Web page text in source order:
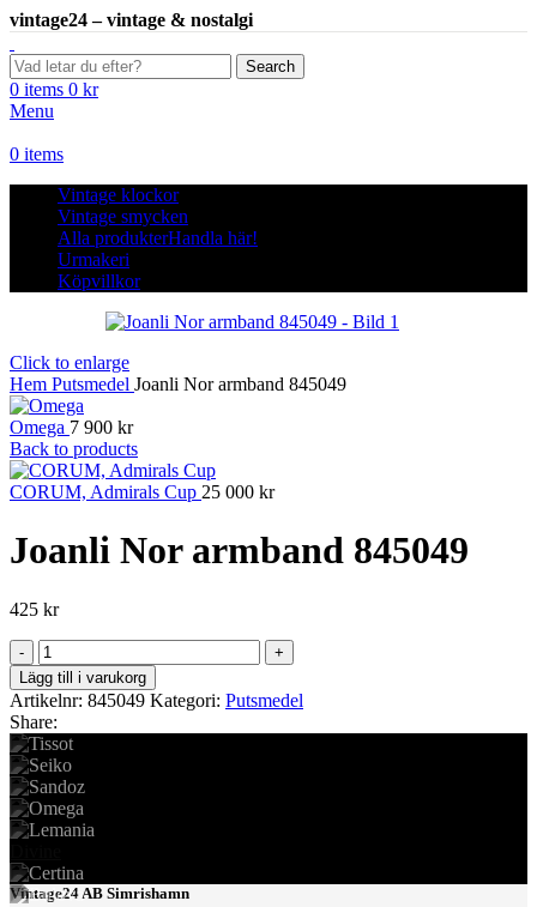
vintage24 – vintage & nostalgi
Search
0 items 0 kr
Menu
0 items
Vintage klockor
Vintage smycken
Alla produkterHandla här!
Urmakeri
Köpvillkor
Click to enlarge
Hem Putsmedel Joanli Nor armband 845049
Omega 7 900 kr
Back to products
CORUM, Admirals Cup 25 000 kr
Joanli Nor armband 845049
425 kr
Joanli
Nor
armband
845049
mängd
Lägg till i varukorg
Artikelnr: 845049 Kategori: Putsmedel
Share:
Vintage24 AB Simrishamn